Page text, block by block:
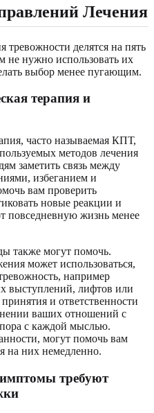
Лечения
тревожности делятся на пять
не нужно использовать их
выбор менее пугающим.
терапия и
часто называемая КПТ,
методов лечения
заметить связь между
избеганием и
вам проверить
новые реакции и
повседневную жизнь менее
также могут помочь.
может использоваться,
например
выступлений, лифтов или
и ответственности
ваших отношений с
с каждой мыслью.
могут помочь вам
на них немедленно.
требуют